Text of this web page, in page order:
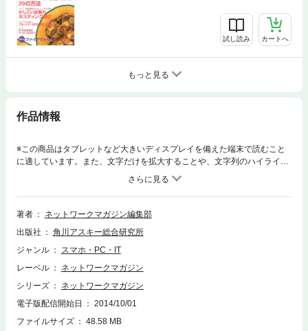
試し読み カートへ
もっと見る
作品情報
※この商品はタブレットなど大きいディスプレイを備えた端末で読むこと
に適しています。また、文字だけを拡大することや、文字列のハイライ
ト、検索、辞書の参照、引用などの機能が使用できません。（※『ネット
ワークマガジン 2009年1月号』を基に制作しています。復刻版のため誌面
に掲載されている各種情報、プレゼント企画などは出版当時のものです。
また、付録は含まれておりません。）創刊号の2000年12月号から最終号
ク情報誌『ネットワークマガジン』が電子書籍で復刻！ 2009年1月号は、
特集「サーバトラブル解決のセオリー」「仕事で使えるスマートフォン」
著者
ネットワークマガジン編集部
出版社
角川アスキー総合研究所
ジャンル
スマホ・PC・IT
レーベル
ネットワークマガジン
シリーズ
ネットワークマガジン
電子版配信開始日
2014/10/01
ファイルサイズ
48.58 MB